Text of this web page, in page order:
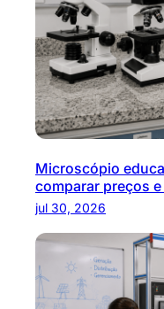
Microscópio
comparar preços
jul 30, 2026